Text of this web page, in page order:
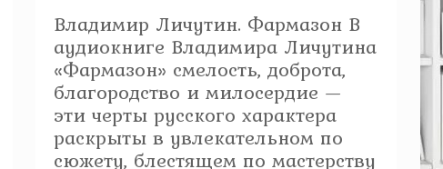
Владимир Личутин. Фармазон В
аудиокниге Владимира Личутина
«Фармазон» cмелость, доброта,
благородство и милосердие —
эти черты русского характера
раскрыты в увлекательном по
сюжету, блестящем по мастерству